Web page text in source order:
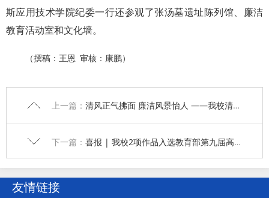
斯应用技术学院纪委一行还参观了张汤墓遗址陈列馆、廉洁
教育活动室和文化墙。
（撰稿：王恩 审核：康鹏）
上一篇： 清风正气拂面 廉洁风景怡人 ——我校清廉家风文化长廊建成揭幕
下一篇： 喜报 | 我校2项作品入选教育部第九届高校廉洁教育系列活动
友情链接